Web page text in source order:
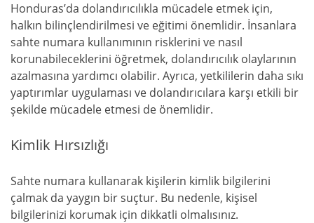
Honduras’da dolandırıcılıkla mücadele etmek için,
halkın bilinçlendirilmesi ve eğitimi önemlidir. İnsanlara
sahte numara kullanımının risklerini ve nasıl
korunabileceklerini öğretmek, dolandırıcılık olaylarının
azalmasına yardımcı olabilir. Ayrıca, yetkililerin daha sıkı
yaptırımlar uygulaması ve dolandırıcılara karşı etkili bir
şekilde mücadele etmesi de önemlidir.
Kimlik Hırsızlığı
Sahte numara kullanarak kişilerin kimlik bilgilerini
çalmak da yaygın bir suçtur. Bu nedenle, kişisel
bilgilerinizi korumak için dikkatli olmalısınız.